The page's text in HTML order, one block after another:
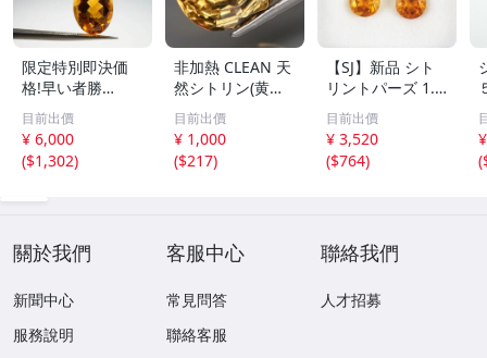
限定特別即決価
格!早い者勝
ち！】高級宝飾品
用ルース 色の濃
い透明度抜群のシ
トリントパーズ極
目前出價
¥ 6,000
($1,302)
非加熱 CLEAN 天
然シトリン(黄水
晶) 12.7x9.0mm
3.32カラット
目前出價
¥ 1,000
($217)
【SJ】新品 シト
リントパーズ 1.4
4ct 4ps ジュエリ
ールース AED702
目前出價
¥ 3,520
($764)
(
關於我們
新聞中心
服務說明
客服中心
常見問答
聯絡客服
聯絡我們
人才招募